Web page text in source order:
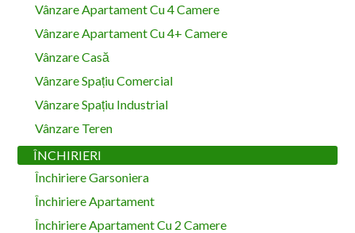
Vânzare Apartament Cu 4 Camere
Vânzare Apartament Cu 4+ Camere
Vânzare Casă
Vânzare Spațiu Comercial
Vânzare Spațiu Industrial
Vânzare Teren
ÎNCHIRIERI
Închiriere Garsoniera
Închiriere Apartament
Închiriere Apartament Cu 2 Camere